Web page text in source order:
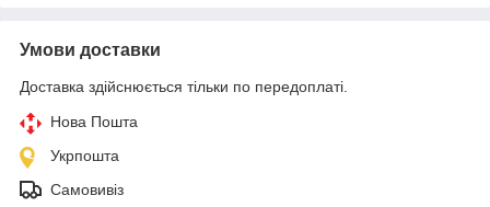
Умови доставки
Доставка здійснюється тільки по передоплаті.
Нова Пошта
Укрпошта
Самовивіз